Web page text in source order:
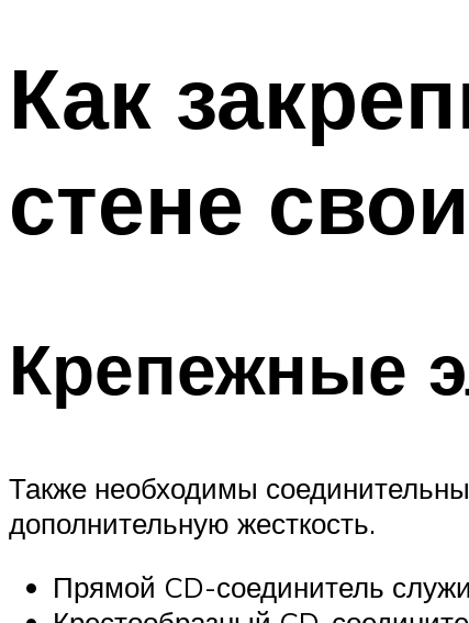
Как
стене
Крепежные
Также необходимы
дополнительную жесткость.
Прямой CD-соединитель